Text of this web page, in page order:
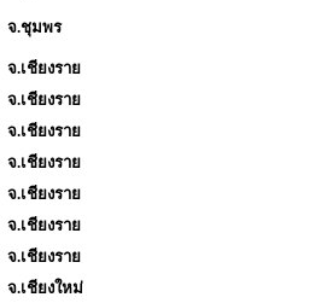
จ.ชุมพร
จ.เชียงราย
จ.เชียงราย
จ.เชียงราย
จ.เชียงราย
จ.เชียงราย
จ.เชียงราย
จ.เชียงราย
จ.เชียงใหม่